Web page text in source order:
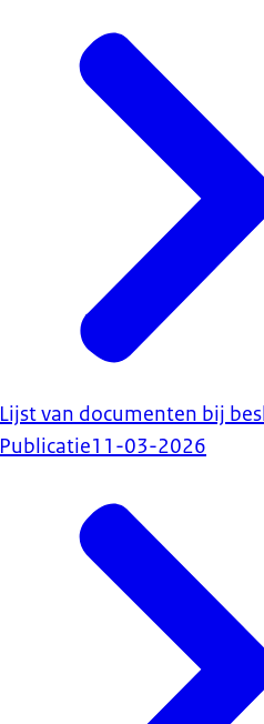
Lijst van documenten bij
Publicatie11-03-2026